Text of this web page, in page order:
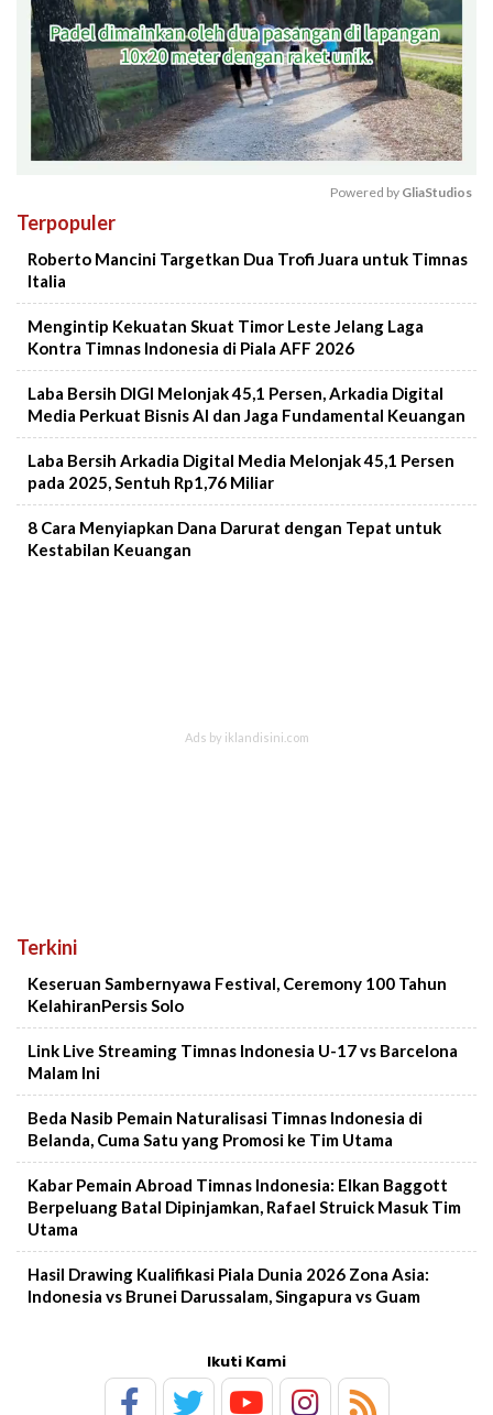
Powered by GliaStudios
Terpopuler
Roberto Mancini Targetkan Dua Trofi Juara untuk Timnas
Italia
Mengintip Kekuatan Skuat Timor Leste Jelang Laga
Kontra Timnas Indonesia di Piala AFF 2026
Laba Bersih DIGI Melonjak 45,1 Persen, Arkadia Digital
Media Perkuat Bisnis AI dan Jaga Fundamental Keuangan
Laba Bersih Arkadia Digital Media Melonjak 45,1 Persen
pada 2025, Sentuh Rp1,76 Miliar
8 Cara Menyiapkan Dana Darurat dengan Tepat untuk
Kestabilan Keuangan
Terkini
Keseruan Sambernyawa Festival, Ceremony 100 Tahun
KelahiranPersis Solo
Link Live Streaming Timnas Indonesia U-17 vs Barcelona
Malam Ini
Beda Nasib Pemain Naturalisasi Timnas Indonesia di
Belanda, Cuma Satu yang Promosi ke Tim Utama
Kabar Pemain Abroad Timnas Indonesia: Elkan Baggott
Berpeluang Batal Dipinjamkan, Rafael Struick Masuk Tim
Utama
Hasil Drawing Kualifikasi Piala Dunia 2026 Zona Asia:
Indonesia vs Brunei Darussalam, Singapura vs Guam
Ikuti Kami